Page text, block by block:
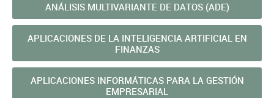
ANÁLISIS MULTIVARIANTE DE DATOS (ADE)
APLICACIONES DE LA INTELIGENCIA ARTIFICIAL EN
FINANZAS
APLICACIONES INFORMÁTICAS PARA LA GESTIÓN
EMPRESARIAL